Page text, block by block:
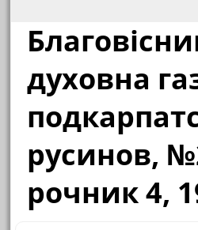
духовна
русинов,
рочник 4,